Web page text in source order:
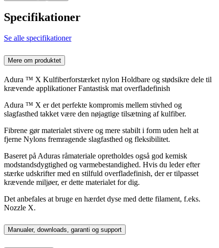
Specifikationer
Se alle specifikationer
Mere om produktet
Adura ™ X Kulfiberforstærket nylon Holdbare og stødsikre dele til
krævende applikationer Fantastisk mat overfladefinish
Adura ™ X er det perfekte kompromis mellem stivhed og
slagfasthed takket være den nøjagtige tilsætning af kulfiber.
Fibrene gør materialet stivere og mere stabilt i form uden helt at
fjerne Nylons fremragende slagfasthed og fleksibilitet.
Baseret på Aduras råmateriale opretholdes også god kemisk
modstandsdygtighed og varmebestandighed. Hvis du leder efter
stærke udskrifter med en stilfuld overfladefinish, der er tilpasset
krævende miljøer, er dette materialet for dig.
Det anbefales at bruge en hærdet dyse med dette filament, f.eks.
Nozzle X.
Manualer, downloads, garanti og support